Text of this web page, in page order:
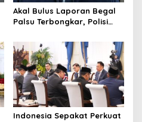
Akal Bulus Laporan Begal
Palsu Terbongkar, Polisi
Perusahaan untuk Crypto
Indonesia Sepakat Perkuat